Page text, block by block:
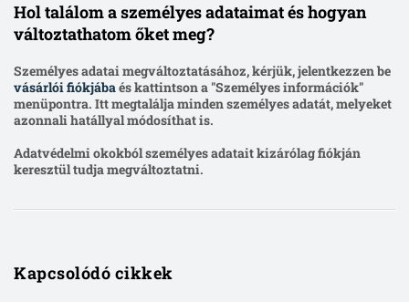
Hol találom a személyes adataimat és hogyan
változtathatom őket meg?
Személyes adatai megváltoztatásához, kérjük, jelentkezzen be
vásárlói fiókjábaés kattintson a "Személyes információk"
menüpontra. Itt megtalálja minden személyes adatát, melyeket
azonnali hatállyal módosíthat is.
Adatvédelmi okokból személyes adatait kizárólag fiókján
keresztül tudja megváltoztatni.
Kapcsolódó cikkek